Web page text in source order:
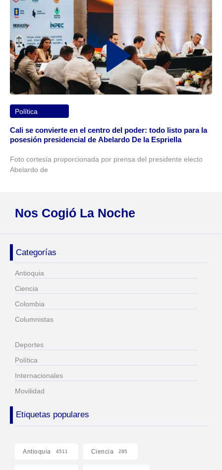
Política
Cali se convierte en el centro del poder: todo listo para la
posesión presidencial de Abelardo De la Espriella
Foto cortesía proporcionada por prensa del presidente electo
Abelardo de
Nos Cogió La Noche
Categorías
Antioquia
Ciencia
Colombia
Columnistas
Deportes
Política
Internacionales
Movilidad
Etiquetas populares
Antioquia 4511 Ciencia 285